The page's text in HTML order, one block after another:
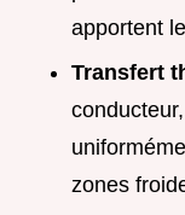
apportent
Transfert
zones